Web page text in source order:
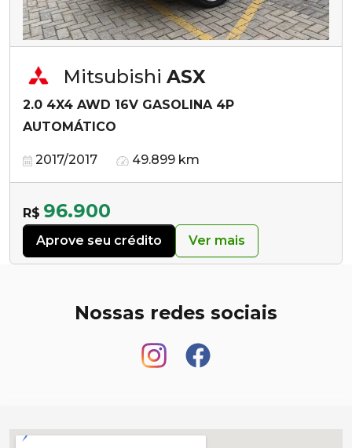
Mitsubishi ASX
2.0 4X4 AWD 16V GASOLINA 4P
AUTOMÁTICO
2017/2017 49.899 km
R$ 96.900
Aprove seu crédito Ver mais
Nossas redes sociais